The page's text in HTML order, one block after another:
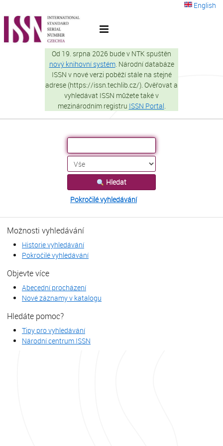
English
VuFind
Od 19. srpna 2026 bude v NTK spuštěn
nový knihovní systém. Národní databáze
ISSN v nové verzi poběží stále na stejné
adrese (https://issn.techlib.cz/). Ověřovat a
vyhledávat ISSN můžete také v
mezinárodním registru ISSN Portal.
Hledat
Pokročilé vyhledávání
Možnosti vyhledávání
Historie vyhledávání
Pokročilé vyhledávání
Objevte více
Abecední procházení
Nové záznamy v katalogu
Hledáte pomoc?
Tipy pro vyhledávání
Národní centrum ISSN